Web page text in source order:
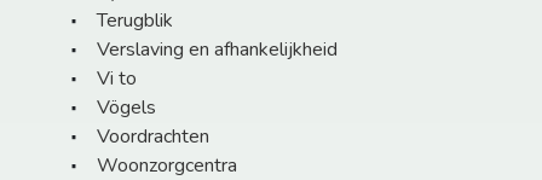
Terugblik
Verslaving en afhankelijkheid
Vi to
Vögels
Voordrachten
Woonzorgcentra